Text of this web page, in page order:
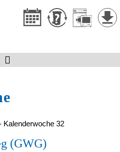

Kalenderwoche 32
(GWG)